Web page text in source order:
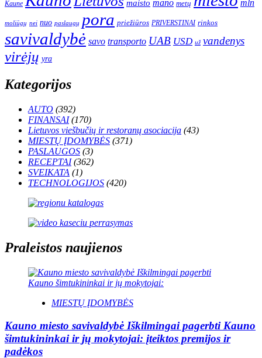
Kaune maisto mano metų mln
moliūgų nei nuo paslaugų pora priežiūros PRIVERSTINAI rinkos
savivaldybė savo transporto UAB USD už vandenys
virėjų yra
Kategorijos
AUTO (392)
FINANSAI(170)
Lietuvos viešbučių ir restoranų asociacija (43)
MIESTŲ ĮDOMYBĖS (371)
PASLAUGOS (3)
RECEPTAI(362)
SVEIKATA (1)
TECHNOLOGIJOS (420)
Praleistos naujienos
MIESTŲ ĮDOMYBĖS
Kauno miesto savivaldybė Iškilmingai pagerbti Kauno
šimtukininkai ir jų mokytojai: įteiktos premijos ir
padėkos